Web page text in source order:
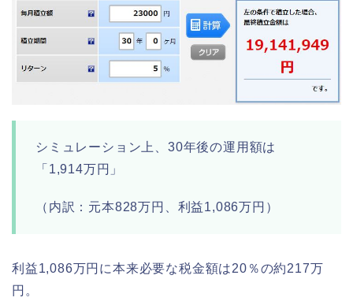
シミュレーション上、30年後の運用額は
「1,914万円」
（内訳：元本828万円、利益1,086万円）
利益1,086万円に本来必要な税金額は20％の約217万
円。